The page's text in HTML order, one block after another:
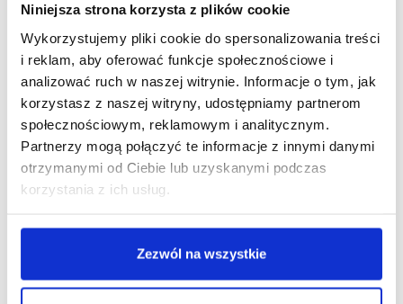
Niniejsza strona korzysta z plików cookie
Wykorzystujemy pliki cookie do spersonalizowania treści
i reklam, aby oferować funkcje społecznościowe i
analizować ruch w naszej witrynie. Informacje o tym, jak
korzystasz z naszej witryny, udostępniamy partnerom
społecznościowym, reklamowym i analitycznym.
Partnerzy mogą połączyć te informacje z innymi danymi
otrzymanymi od Ciebie lub uzyskanymi podczas
korzystania z ich usług.
Zezwól na wszystkie
Wyprzedaż 50% Wyprzedaż 58